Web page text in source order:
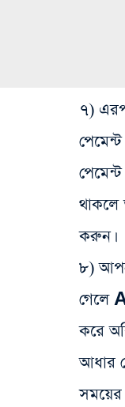
৭)
করুন।
৮)
করে
আধার
সময়ের